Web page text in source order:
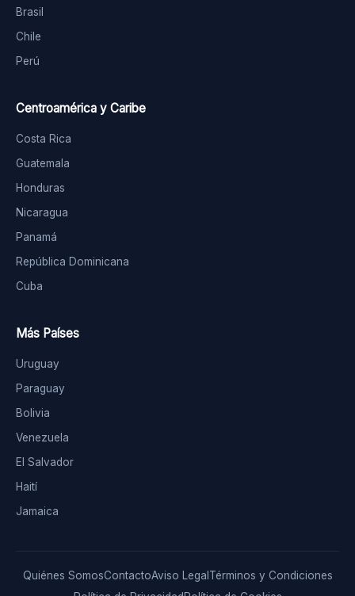
Brasil
Chile
Perú
Centroamérica y Caribe
Costa Rica
Guatemala
Honduras
Nicaragua
Panamá
República Dominicana
Cuba
Más Países
Uruguay
Paraguay
Bolivia
Venezuela
El Salvador
Haití
Jamaica
Quiénes SomosContactoAviso Legal Términos y Condiciones